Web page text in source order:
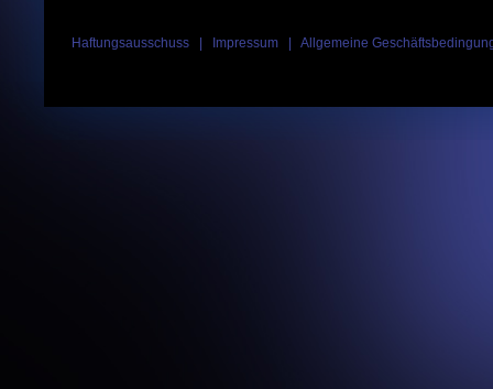
Haftungsausschuss Impressum Allgemeine